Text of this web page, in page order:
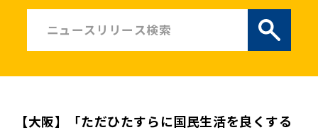
【大阪】「ただひたすらに国民生活を良くする